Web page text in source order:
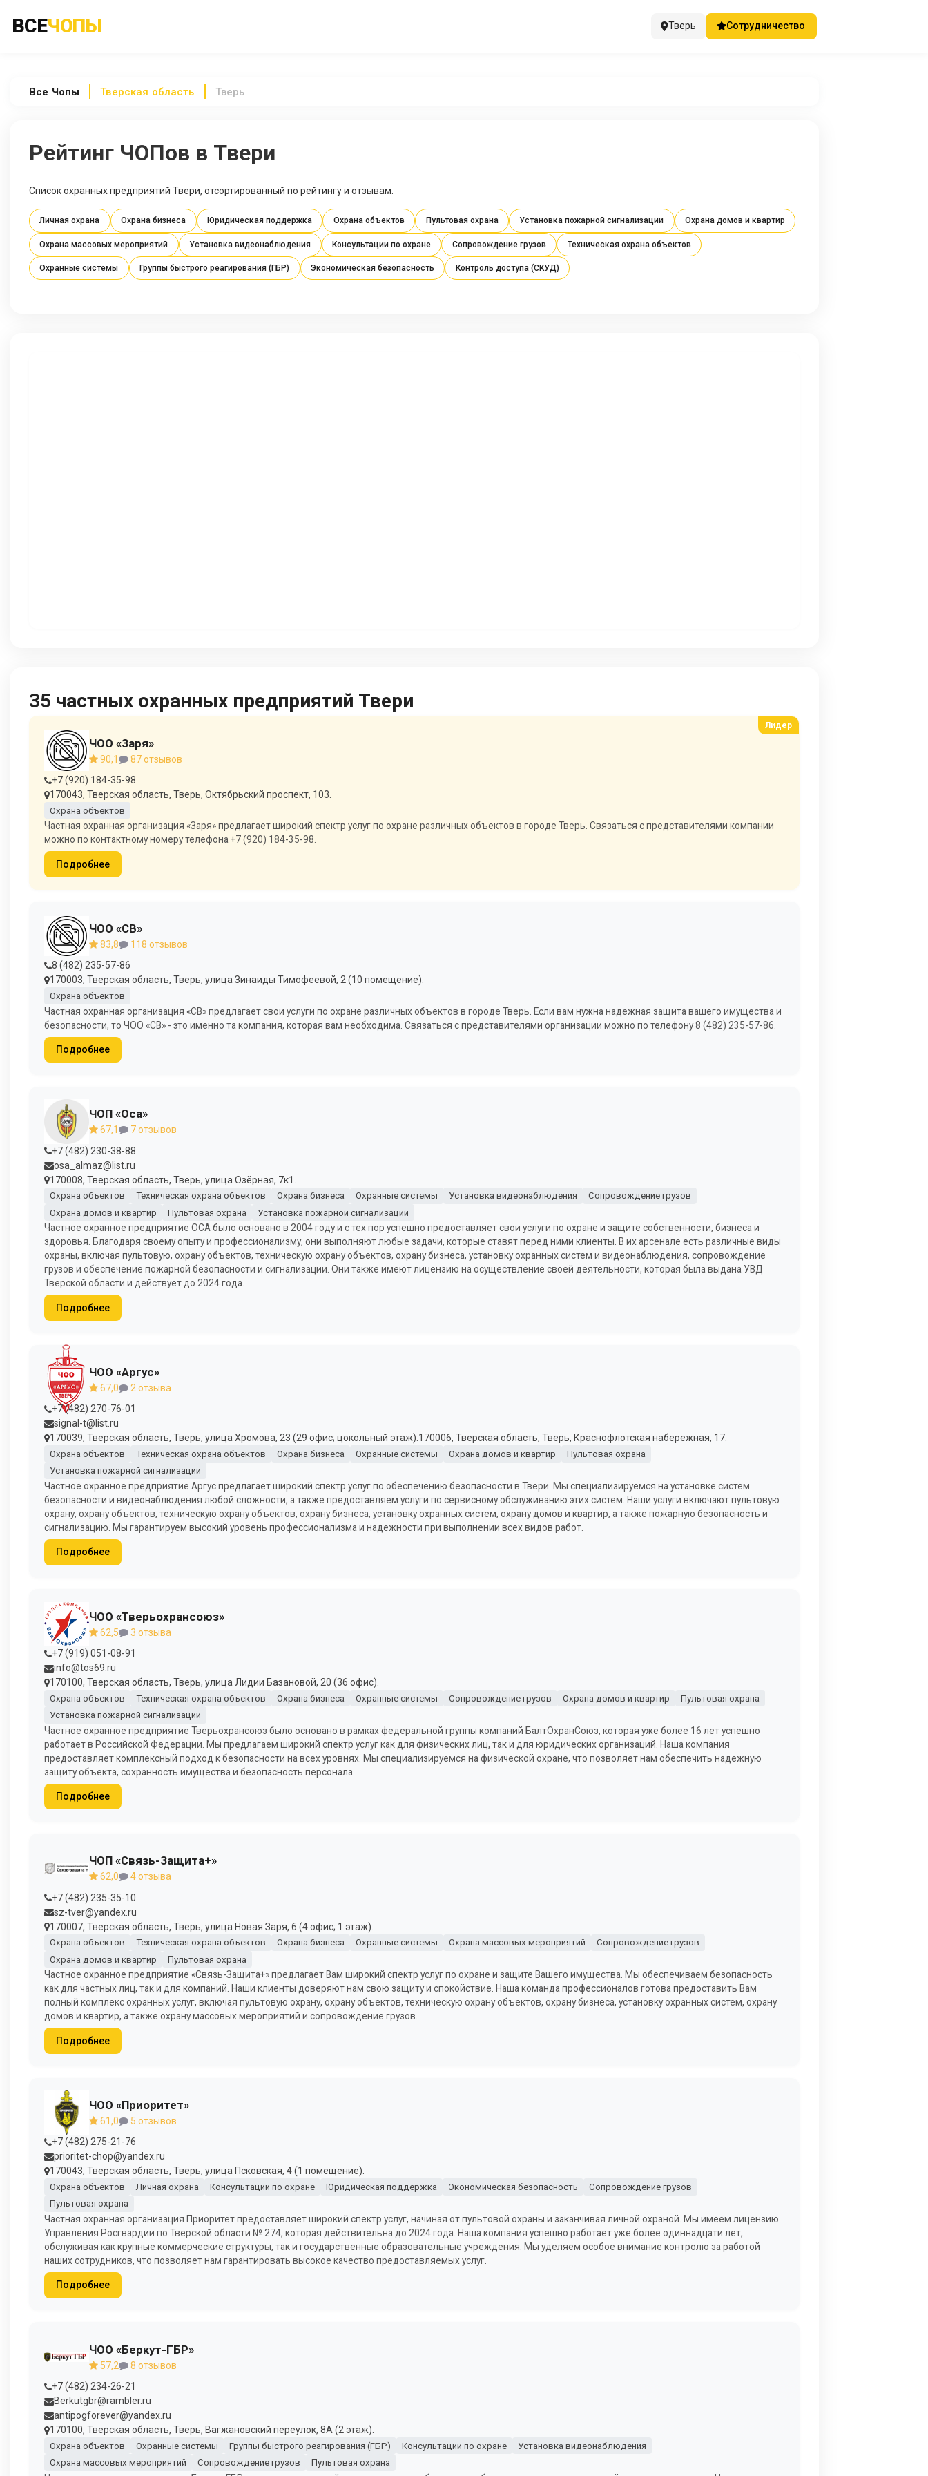
ВСЕЧОПЫ Тверь Сотрудничество
Все Чопы Тверская область Тверь
Рейтинг ЧОПов в Твери
Список охранных предприятий Твери, отсортированный по рейтингу и отзывам.
Личная охрана Охрана бизнеса Юридическая поддержка Охрана объектов Пультовая охрана Установка пожарной сигнализации Охрана домов и квартир
Охрана массовых мероприятий Установка видеонаблюдения Консультации по охране Сопровождение грузов Техническая охрана объектов
Охранные системы Группы быстрого реагирования (ГБР) Экономическая безопасность Контроль доступа (СКУД)
35 частных охранных предприятий Твери
ЧОО «Заря»
90,1
87 отзывов
+7 (920) 184-35-98
170043, Тверская область, Тверь, Октябрьский проспект, 103.
Охрана объектов
Частная охранная организация «Заря» предлагает широкий спектр услуг по охране различных объектов в городе Тверь. Связаться с представителями компании
можно по контактному номеру телефона +7 (920) 184-35-98.
Подробнее
ЧОО «СВ»
83,8
118 отзывов
8 (482) 235-57-86
170003, Тверская область, Тверь, улица Зинаиды Тимофеевой, 2 (10 помещение).
Охрана объектов
Частная охранная организация «СВ» предлагает свои услуги по охране различных объектов в городе Тверь. Если вам нужна надежная защита вашего имущества и
безопасности, то ЧОО «СВ» - это именно та компания, которая вам необходима. Связаться с представителями организации можно по телефону 8 (482) 235-57-86.
Подробнее
ЧОП «Оса»
67,1
7 отзывов
+7 (482) 230-38-88
osa_almaz@list.ru
170008, Тверская область, Тверь, улица Озёрная, 7к1.
Охрана объектов Техническая охрана объектов Охрана бизнеса Охранные системы Установка видеонаблюдения
Сопровождение грузов
Охрана домов и квартир
Пультовая охрана Установка пожарной сигнализации
Частное охранное предприятие ОСА было основано в 2004 году и с тех пор успешно предоставляет свои услуги по охране и защите собственности, бизнеса и
здоровья. Благодаря своему опыту и профессионализму, они выполняют любые задачи, которые ставят перед ними клиенты. В их арсенале есть различные виды
охраны, включая пультовую, охрану объектов, техническую охрану объектов, охрану бизнеса, установку охранных систем и видеонаблюдения, сопровождение
грузов и обеспечение пожарной безопасности и сигнализации. Они также имеют лицензию на осуществление своей деятельности, которая была выдана УВД
Тверской области и действует до 2024 года.
Подробнее
ЧОО «Аргус»
67,0
2 отзыва
+7 (482) 270-76-01
signal-t@list.ru
170039, Тверская область, Тверь, улица Хромова, 23 (29 офис; цокольный этаж).170006, Тверская область, Тверь, Краснофлотская набережная, 17.
Охрана объектов Техническая охрана объектов Охрана бизнеса Охранные системы Охрана домов и квартир
Пультовая охрана
Установка пожарной сигнализации
Частное охранное предприятие Аргус предлагает широкий спектр услуг по обеспечению безопасности в Твери. Мы специализируемся на установке систем
безопасности и видеонаблюдения любой сложности, а также предоставляем услуги по сервисному обслуживанию этих систем. Наши услуги включают пультовую
охрану, охрану объектов, техническую охрану объектов, охрану бизнеса, установку охранных систем, охрану домов и квартир, а также пожарную безопасность и
сигнализацию. Мы гарантируем высокий уровень профессионализма и надежности при выполнении всех видов работ.
Подробнее
ЧОО «Тверьохрансоюз»
62,5
3 отзыва
+7 (919) 051-08-91
info@tos69.ru
170100, Тверская область, Тверь, улица Лидии Базановой, 20 (36 офис).
Охрана объектов Техническая охрана объектов Охрана бизнеса Охранные системы Сопровождение грузов Охрана домов и квартир
Пультовая охрана
Установка пожарной сигнализации
Частное охранное предприятие Тверьохрансоюз было основано в рамках федеральной группы компаний БалтОхранСоюз, которая уже более 16 лет успешно
работает в Российской Федерации. Мы предлагаем широкий спектр услуг как для физических лиц, так и для юридических организаций. Наша компания
предоставляет комплексный подход к безопасности на всех уровнях. Мы специализируемся на физической охране, что позволяет нам обеспечить надежную
защиту объекта, сохранность имущества и безопасность персонала.
Подробнее
ЧОП «Связь-Защита+»
62,0
4 отзыва
+7 (482) 235-35-10
sz-tver@yandex.ru
170007, Тверская область, Тверь, улица Новая Заря, 6 (4 офис; 1 этаж).
Охрана объектов Техническая охрана объектов Охрана бизнеса Охранные системы Охрана массовых мероприятий
Сопровождение грузов
Охрана домов и квартир
Пультовая охрана
Частное охранное предприятие «Связь-Защита+» предлагает Вам широкий спектр услуг по охране и защите Вашего имущества. Мы обеспечиваем безопасность
как для частных лиц, так и для компаний. Наши клиенты доверяют нам свою защиту и спокойствие. Наша команда профессионалов готова предоставить Вам
полный комплекс охранных услуг, включая пультовую охрану, охрану объектов, техническую охрану объектов, охрану бизнеса, установку охранных систем, охрану
домов и квартир, а также охрану массовых мероприятий и сопровождение грузов.
Подробнее
ЧОО «Приоритет»
61,0
5 отзывов
+7 (482) 275-21-76
prioritet-chop@yandex.ru
170043, Тверская область, Тверь, улица Псковская, 4 (1 помещение).
Охрана объектов Личная охрана Консультации по охране Юридическая поддержка Экономическая безопасность
Сопровождение грузов
Пультовая охрана
Частная охранная организация Приоритет предоставляет широкий спектр услуг, начиная от пультовой охраны и заканчивая личной охраной. Мы имеем лицензию
Управления Росгвардии по Тверской области № 274, которая действительна до 2024 года. Наша компания успешно работает уже более одиннадцати лет,
обслуживая как крупные коммерческие структуры, так и государственные образовательные учреждения. Мы уделяем особое внимание контролю за работой
наших сотрудников, что позволяет нам гарантировать высокое качество предоставляемых услуг.
Подробнее
ЧОО «Беркут-ГБР»
57,2
8 отзывов
+7 (482) 234-26-21
Berkutgbr@rambler.ru
antipogforever@yandex.ru
170100, Тверская область, Тверь, Вагжановский переулок, 8А (2 этаж).
Охрана объектов Охранные системы Группы быстрого реагирования (ГБР) Консультации по охране
Установка видеонаблюдения
Охрана массовых мероприятий
Сопровождение грузов Пультовая охрана